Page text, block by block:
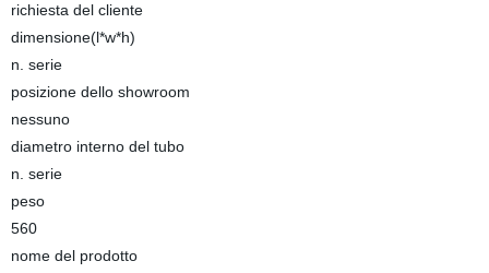
richiesta del cliente
dimensione(l*w*h)
n. serie
posizione dello showroom
nessuno
diametro interno del tubo
n. serie
peso
560
nome del prodotto